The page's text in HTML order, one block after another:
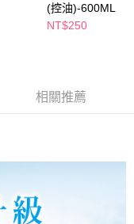
先享後付」服務完成之交
易相關給付款項請求債
失，本公司不負相關責
若發現惡意使用之情形，
(控油)-600ML
NT$250
相關推薦